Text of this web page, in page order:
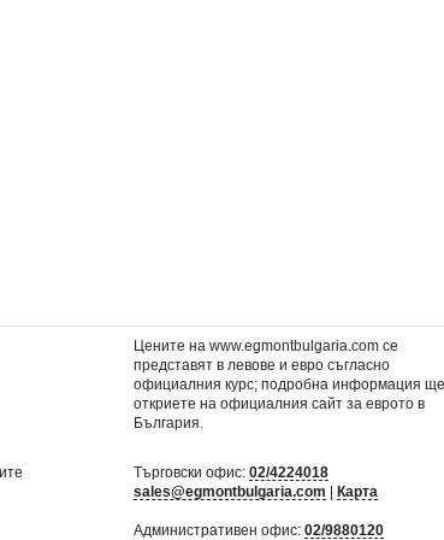
Цените на www.egmontbulgaria.com се
представят в левове и евро съгласно
официалния курс; подробна информация
откриете наофициалния сайт за еврото в
България
Търговски офис:02/4224018
sales@egmontbulgaria.com |Карта
Административен офис:02/9880120